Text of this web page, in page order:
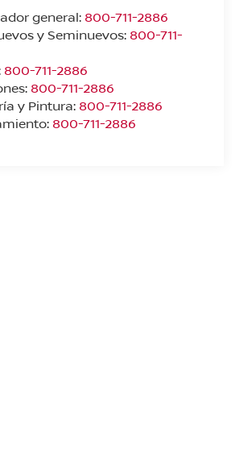
general: 800-711-2886
y Seminuevos: 800-711-
800-711-2886
800-711-2886
y Pintura: 800-711-2886
800-711-2886
Exterior Interior